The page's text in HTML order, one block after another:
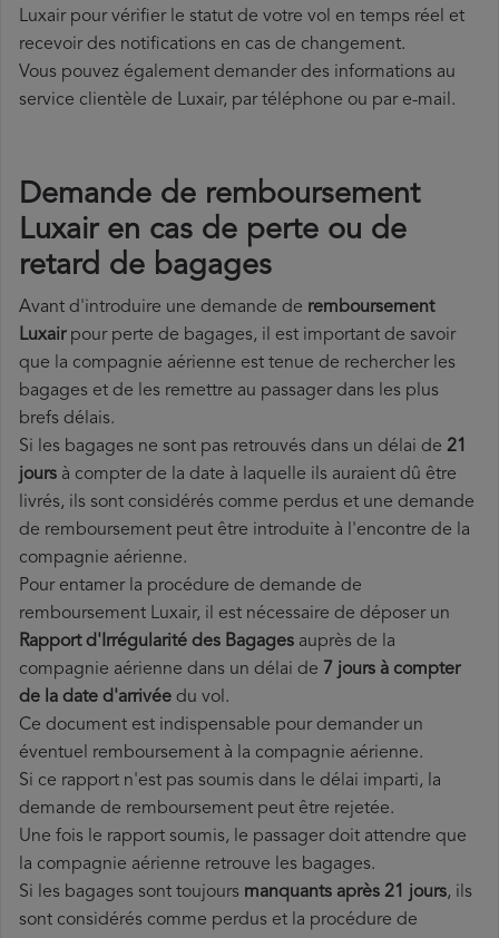
Luxair pour vérifier le statut de votre vol en temps réel et
recevoir des notifications en cas de changement.
Vous pouvez également demander des informations au
service clientèle de Luxair, par téléphone ou par e-mail.
Demande de remboursement
Luxair en cas de perte ou de
retard de bagages
Avant d'introduire une demande de remboursement
Luxairpour perte de bagages, il est important de savoir
que la compagnie aérienne est tenue de rechercher les
bagages et de les remettre au passager dans les plus
brefs délais.
Si les bagages ne sont pas retrouvés dans un délai de 21
jours à compter de la date à laquelle ils auraient dû être
livrés, ils sont considérés comme perdus et une demande
de remboursement peut être introduite à l'encontre de la
compagnie aérienne.
Pour entamer la procédure de demande de
remboursement Luxair, il est nécessaire de déposer un
Rapport d'Irrégularité des Bagages auprès de la
compagnie aérienne dans un délai de 7 jours à compter
de la date d'arrivée du vol.
Ce document est indispensable pour demander un
éventuel remboursement à la compagnie aérienne.
Si ce rapport n'est pas soumis dans le délai imparti, la
demande de remboursement peut être rejetée.
Une fois le rapport soumis, le passager doit attendre que
la compagnie aérienne retrouve les bagages.
Si les bagages sont toujours manquants après 21 jours, ils
sont considérés comme perdus et la procédure de